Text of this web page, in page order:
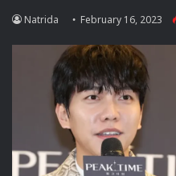
และในวันที่ 15 กุมภาพันธ์
เปิดตัวผลงานใหม่มินิอัลบั้มที่
Millennium Hall ในมหาวิ
เธอก็ได้แชร์ความรู้สึกเกี่ยว
โดย สวอน บอกว่า “มู้ดของเ
เหมือนเป็นภาคต่อของเพลง
การโปรโมต ฉันรู้สึกตื่นเต้นเ